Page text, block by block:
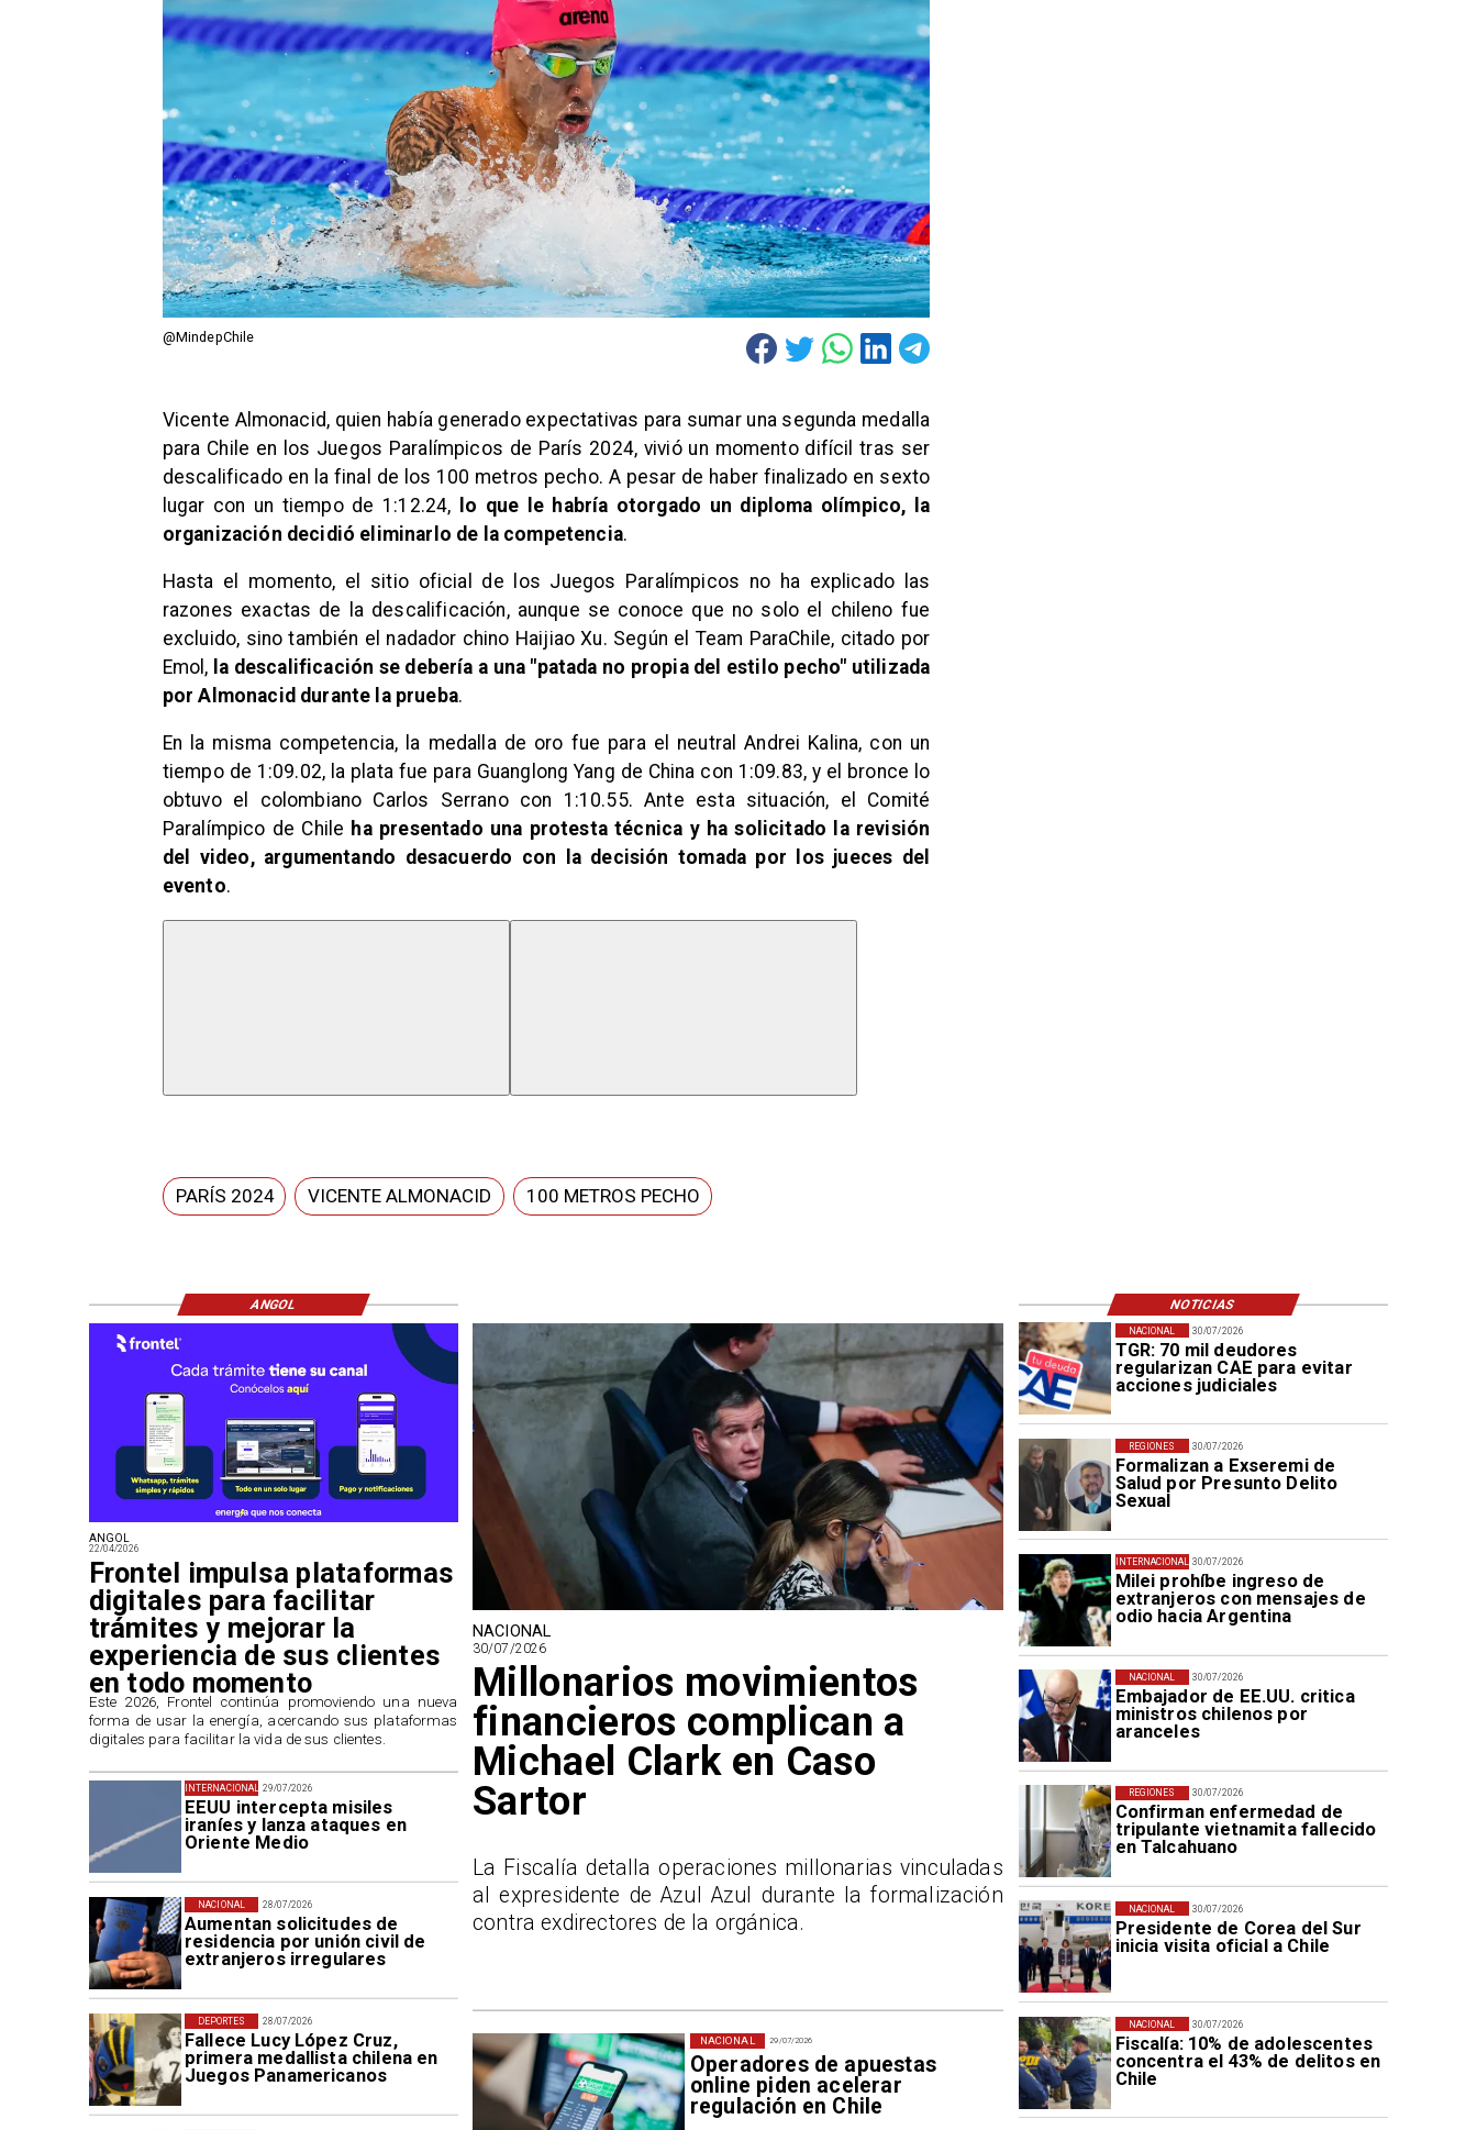
@MindepChile
Vicente Almonacid, quien había generado expectativas para sumar una segunda medalla
para Chile en los Juegos Paralímpicos de París 2024, vivió un momento difícil tras ser
descalificado en la final de los 100 metros pecho. A pesar de haber finalizado en sexto
lugar con un tiempo de 1:12.24,
lo que le habría otorgado un diploma olímpico, la
organización decidió eliminarlo de la competencia.
Hasta el momento, el sitio oficial de los Juegos Paralímpicos no ha explicado las
razones exactas de la descalificación, aunque se conoce que no solo el chileno fue
excluido, sino también el nadador chino Haijiao Xu. Según el Team ParaChile, citado por
Emol, la descalificación se debería a una "patada no propia del estilo pecho" utilizada
por Almonacid durante la prueba.
En la misma competencia, la medalla de oro fue para el neutral Andrei Kalina, con un
tiempo de 1:09.02, la plata fue para Guanglong Yang de China con 1:09.83, y el bronce lo
obtuvo el colombiano Carlos Serrano con 1:10.55. Ante esta situación, el Comité
Paralímpico de Chile ha presentado una protesta técnica y ha solicitado la revisión
del video, argumentando desacuerdo con la decisión tomada por los jueces del
evento.
PARÍS 2024 VICENTE ALMONACID 100 METROS PECHO
30/07/2026
TGR: 70 mil deudores
regularizan CAE para evitar
acciones judiciales
NACIONAL
30/07/2026
Formalizan a Exseremi de
Salud por Presunto Delito
Sexual
REGIONES
30/07/2026
Milei prohíbe ingreso de
extranjeros con mensajes de
odio hacia Argentina
INTERNACIONAL
30/07/2026
Embajador de EE.UU. critica
ministros chilenos por
aranceles
NACIONAL
30/07/2026
Confirman enfermedad de
tripulante vietnamita fallecido
en Talcahuano
REGIONES
30/07/2026
Presidente de Corea del Sur
inicia visita oficial a Chile
NACIONAL
30/07/2026
Fiscalía: 10% de adolescentes
concentra el 43% de delitos en
Chile
NACIONAL
29/07/2026
EEUU intercepta misiles
iraníes y lanza ataques en
Oriente Medio
INTERNACIONAL
28/07/2026
Aumentan solicitudes de
residencia por unión civil de
extranjeros irregulares
NACIONAL
28/07/2026
Fallece Lucy López Cruz,
primera medallista chilena en
Juegos Panamericanos
DEPORTES
29/07/2026
Operadores de apuestas
online piden acelerar
regulación en Chile
NACIONAL
ANGOL
22/04/2026
Frontel impulsa plataformas
digitales para facilitar
trámites y mejorar la
experiencia de sus clientes
en todo momento
​Este 2026, Frontel continúa promoviendo una nueva
forma de usar la energía, acercando sus plataformas
digitales para facilitar la vida de sus clientes.
NACIONAL
30/07/2026
Millonarios movimientos
financieros complican a
Michael Clark en Caso
Sartor
La Fiscalía detalla operaciones millonarias vinculadas
al expresidente de Azul Azul durante la formalización
contra exdirectores de la orgánica.
ANGOL NOTICIAS